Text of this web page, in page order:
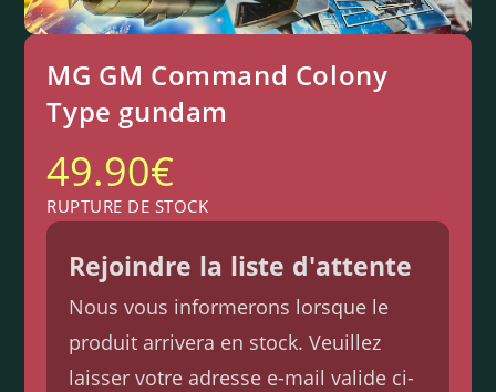
MG GM Command Colony
Type gundam
49.90€
RUPTURE DE STOCK
Rejoindre la liste d'attente
Nous vous informerons lorsque le
produit arrivera en stock. Veuillez
laisser votre adresse e-mail valide ci-